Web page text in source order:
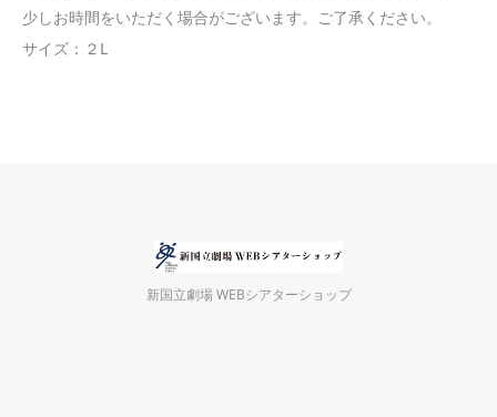
少しお時間をいただく場合がございます。ご了承ください。
サイズ：２L
新国立劇場 WEBシアターショップ